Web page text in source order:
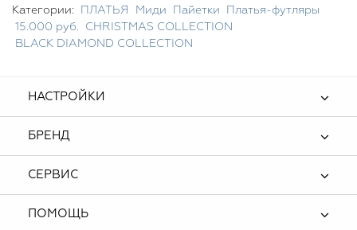
Категории: ПЛАТЬЯ Миди Пайетки
Платья-футляры
15.000 руб.
CHRISTMAS COLLECTION
BLACK DIAMOND COLLECTION
НАСТРОЙКИ
БРЕНД
СЕРВИС
ПОМОЩЬ